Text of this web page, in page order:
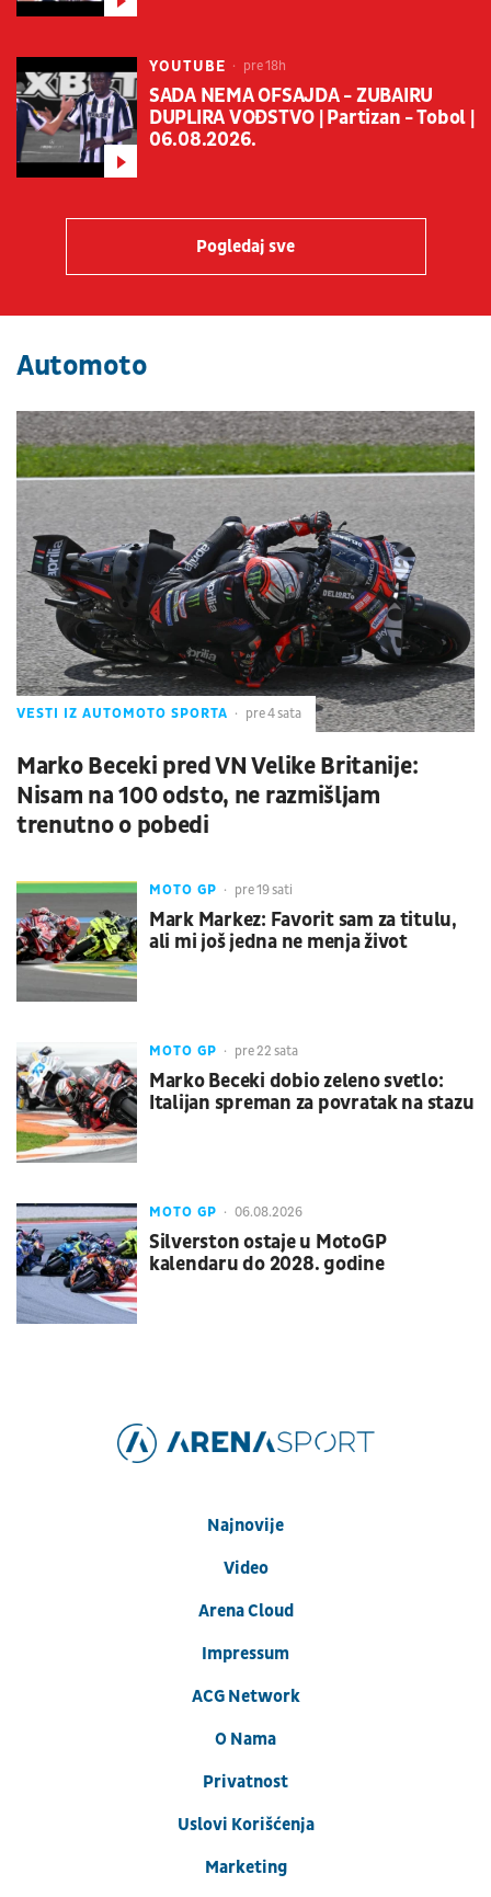
YOUTUBE pre 18h
SADA NEMA OFSAJDA - ZUBAIRU
DUPLIRA VOĐSTVO | Partizan - Tobol |
06.08.2026.
Pogledaj sve
Automoto
VESTI IZ AUTOMOTO SPORTA pre 4 sata
Marko Beceki pred VN Velike Britanije:
Nisam na 100 odsto, ne razmišljam
trenutno o pobedi
MOTO GP pre 19 sati
Mark Markez: Favorit sam za titulu,
ali mi još jedna ne menja život
MOTO GP pre 22 sata
Marko Beceki dobio zeleno svetlo:
Italijan spreman za povratak na stazu
MOTO GP 06.08.2026
Silverston ostaje u MotoGP
kalendaru do 2028. godine
Najnovije
Video
Arena Cloud
Impressum
ACG Network
O Nama
Privatnost
Uslovi Korišćenja
Marketing